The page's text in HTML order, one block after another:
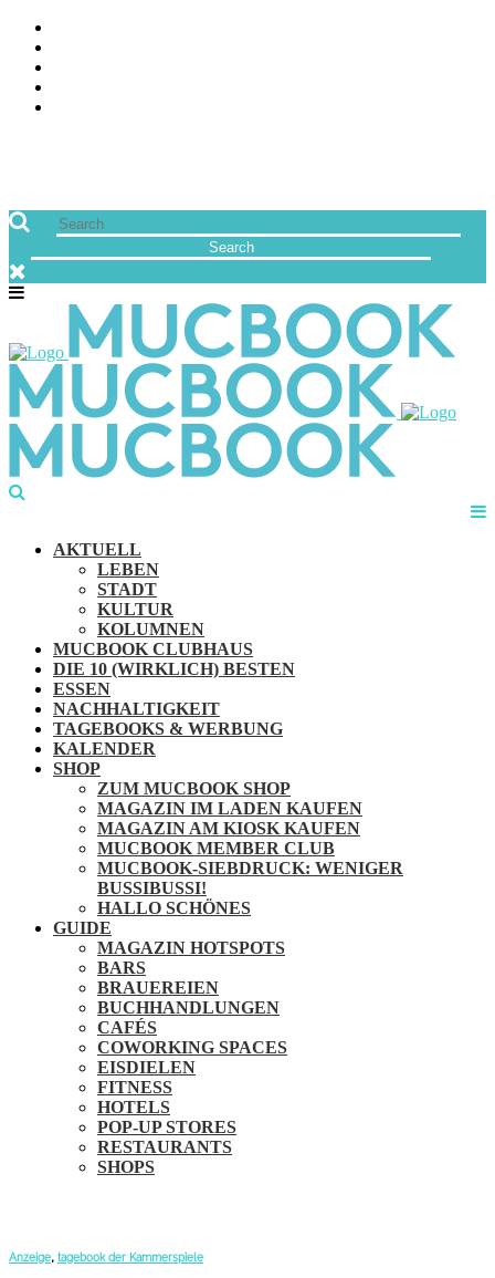
AKTUELL
LEBEN
STADT
KULTUR
KOLUMNEN
MUCBOOK CLUBHAUS
DIE 10 (WIRKLICH) BESTEN
ESSEN
NACHHALTIGKEIT
TAGEBOOKS & WERBUNG
KALENDER
SHOP
ZUM MUCBOOK SHOP
MAGAZIN IM LADEN KAUFEN
MAGAZIN AM KIOSK KAUFEN
MUCBOOK MEMBER CLUB
MUCBOOK-SIEBDRUCK: WENIGER
BUSSIBUSSI!
HALLO SCHÖNES
GUIDE
MAGAZIN HOTSPOTS
BARS
BRAUEREIEN
BUCHHANDLUNGEN
CAFÉS
COWORKING SPACES
EISDIELEN
FITNESS
HOTELS
POP-UP STORES
RESTAURANTS
SHOPS
Anzeige, tagebook der Kammerspiele